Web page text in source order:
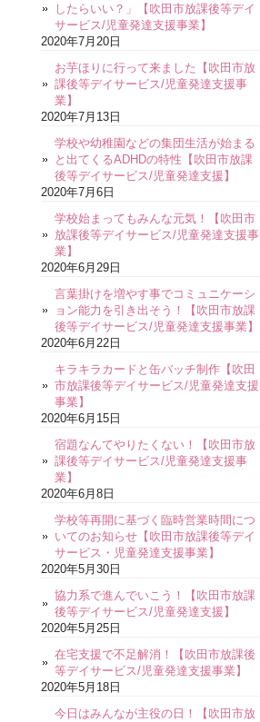
したらいい？」【吹田市放課後等デイ
サービス/児童発達支援事業】
2020年7月20日
お芋ほりに行って来ました【吹田市放
課後等デイサービス/児童発達支援事
業】
2020年7月13日
学校や幼稚園などの集団生活が始まる
と出てくるADHDの特性【吹田市放課
後等デイサービス/児童発達支援】
2020年7月6日
学校始まってもみんな元気！【吹田市
放課後等デイサービス/児童発達支援事
業】
2020年6月29日
言葉掛けを増やす事でコミュニケーシ
ョン能力を引き出そう！【吹田市放課
後等デイサービス/児童発達支援事業】
2020年6月22日
キラキラカードと缶バッチ制作【吹田
市放課後等デイサービス/児童発達支援
事業】
2020年6月15日
宿題なんてやりたくない！【吹田市放
課後等デイサービス/児童発達支援事
業】
2020年6月8日
学校等再開に基づく臨時営業時間につ
いてのお知らせ【吹田市放課後等デイ
サービス・児童発達支援事業】
2020年5月30日
協力系で進んでいこう！【吹田市放課
後等デイサービス/児童発達支援】
2020年5月25日
在宅支援で不足解消！【吹田市放課後
等デイサービス/児童発達支援事業】
2020年5月18日
今日はみんなが主役の日！【吹田市放